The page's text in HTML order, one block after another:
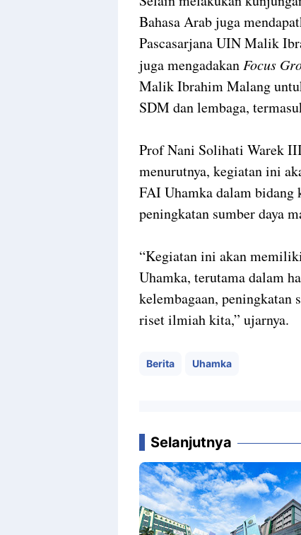
Bahasa Arab juga
Pascasarjana UIN Malik
juga mengadakan Focus
Malik Ibrahim Malang
SDM dan lembaga,
Prof Nani Solihati Warek
menurutnya, kegiatan ini
FAI Uhamka dalam bidang
peningkatan sumber daya
“Kegiatan ini akan
Uhamka, terutama dalam
kelembagaan, peningkatan
riset ilmiah kita,” ujarnya.
Berita Uhamka
Selanjutnya